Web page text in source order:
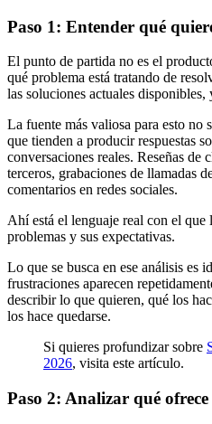
Paso 1: Entender qué
El punto de partida no es el
qué problema está tratando de
las soluciones actuales
La fuente más valiosa para esto no
que tienden a producir respuestas
conversaciones reales. Reseñas de
terceros, grabaciones de llamadas
comentarios en redes sociales.
Ahí está el lenguaje real con el que
problemas y sus expectativas.
Lo que se busca en ese análisis es
frustraciones aparecen
describir lo que quieren, qué los
los hace quedarse.
Si quieres profundizar sobre
2026, visita este artículo.
Paso 2: Analizar qué